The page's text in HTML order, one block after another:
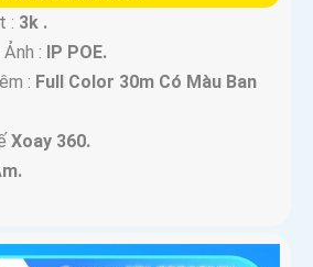
: 3k .
: IP POE.
: Full Color 30m Có Màu Ban
Xoay 360.